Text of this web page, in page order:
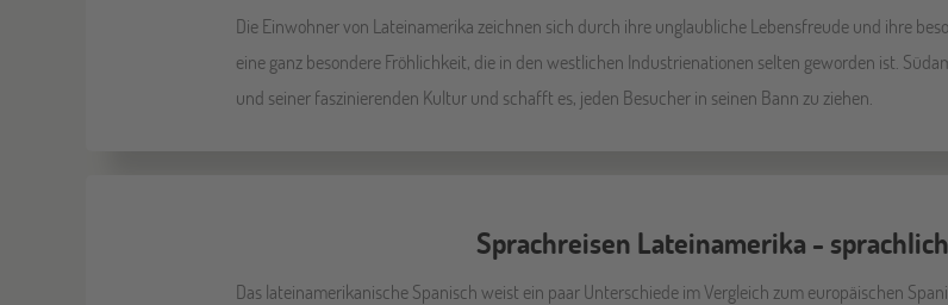
Die Einwohner von Lateinamerika zeichnen sich durch ihre unglaubliche Lebensfreude und ihre
eine ganz besondere Fröhlichkeit, die in den westlichen Industrienationen selten geworden ist.
und seiner faszinierenden Kultur und schafft es, jeden Besucher in seinen Bann zu ziehen.
Sprachreisen Lateinamerika -
Das lateinamerikanische Spanisch weist ein paar Unterschiede im Vergleich zum europäischen